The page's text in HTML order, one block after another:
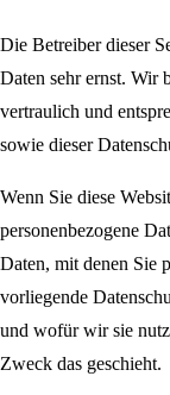
Die Betreiber dieser
Daten sehr ernst. Wir
vertraulich und
sowie dieser
Wenn Sie diese
personenbezogene
Daten, mit denen Sie
vorliegende
und wofür wir sie
Zweck das geschieht.